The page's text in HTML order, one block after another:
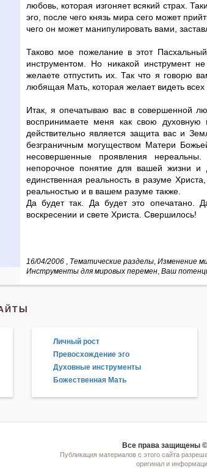
любовь, которая изгоняет всякий страх.
эго, после чего князь мира сего может
чего он может манипулировать вами,
Таково мое пожелание в этот
инструментом. Но никакой инструмент
желаете отпустить их. Так что я говорю
любящая Мать, которая желает видеть
Итак, я опечатываю вас в совершенной
воспринимаете меня как свою
действительно является защита вас и
безграничным могуществом Матери
несовершенные проявления
непорочное понятие для вашей жизни
единственная реальность в разуме
реальностью и в вашем разуме также.
Да будет так. Да будет это опечатано.
воскресении и свете Христа. Свершилось!
16/04/2006 , Тематические разделы, Изменение
Инструменты для мировых перемен, Ваш
Личный рост
Превосхождение эго
Духовные инструменты
Божественная Мать
Все права защищены
Публикация материалов с этого сайта
оригинал и